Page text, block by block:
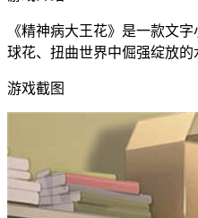
《精神病大王花》是一款文
球花、扭曲世界中倔强绽放
游戏截图